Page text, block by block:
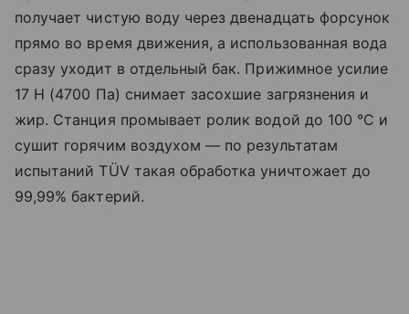
получает чистую воду через двенадцать форсунок
прямо во время движения, а использованная вода
сразу уходит в отдельный бак. Прижимное усилие
17 Н (4700 Па) снимает засохшие загрязнения и
жир. Станция промывает ролик водой до 100 °C и
сушит горячим воздухом — по результатам
испытаний TÜV такая обработка уничтожает до
99,99% бактерий.